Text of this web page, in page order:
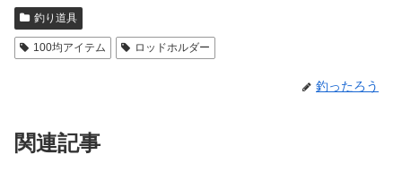
釣り道具
100均アイテム ロッドホルダー
釣ったろう
関連記事